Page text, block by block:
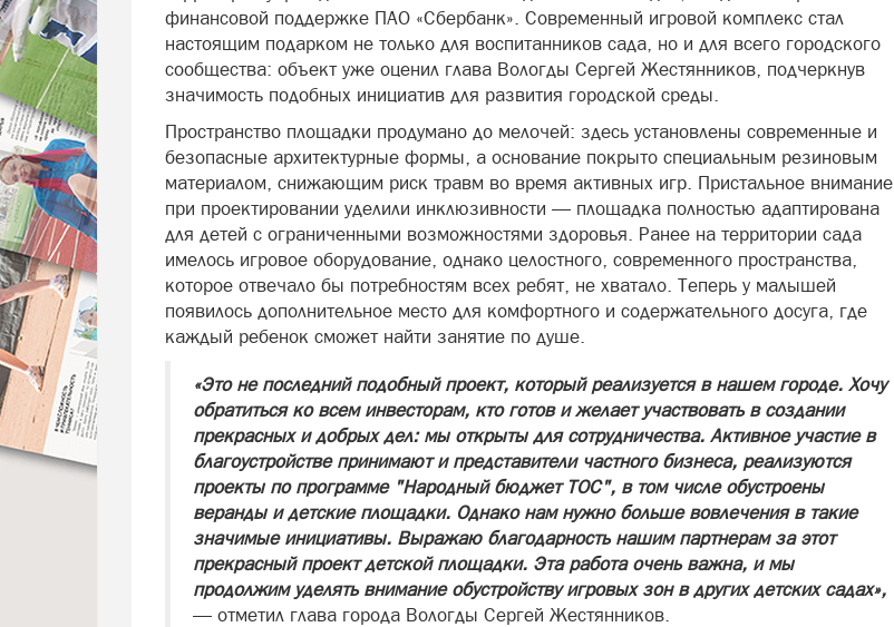
финансовой поддержке ПАО «Сбербанк». Современный игровой комплекс стал
настоящим подарком не только для воспитанников сада, но и для всего городского
сообщества: объект уже оценил глава Вологды Сергей Жестянников, подчеркнув
значимость подобных инициатив для развития городской среды.
Пространство площадки продумано до мелочей: здесь установлены современные и
безопасные архитектурные формы, а основание покрыто специальным резиновым
материалом, снижающим риск травм во время активных игр. Пристальное внимание
при проектировании уделили инклюзивности — площадка полностью адаптирована
для детей с ограниченными возможностями здоровья. Ранее на территории сада
имелось игровое оборудование, однако целостного, современного пространства,
которое отвечало бы потребностям всех ребят, не хватало. Теперь у малышей
появилось дополнительное место для комфортного и содержательного досуга, где
каждый ребенок сможет найти занятие по душе.
«Это не последний подобный проект, который реализуется в нашем городе. Хочу
обратиться ко всем инвесторам, кто готов и желает участвовать в создании
прекрасных и добрых дел: мы открыты для сотрудничества. Активное участие в
благоустройстве принимают и представители частного бизнеса, реализуются
проекты по программе "Народный бюджет ТОС", в том числе обустроены
веранды и детские площадки. Однако нам нужно больше вовлечения в такие
значимые инициативы. Выражаю благодарность нашим партнерам за этот
прекрасный проект детской площадки. Эта работа очень важна, и мы
продолжим уделять внимание обустройству игровых зон в других детских садах»,
— отметил глава города Вологды Сергей Жестянников.